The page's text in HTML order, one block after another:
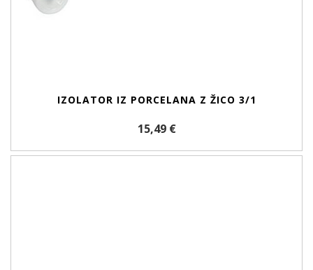
IZOLATOR IZ PORCELANA Z ŽICO 3/1
15,49 €